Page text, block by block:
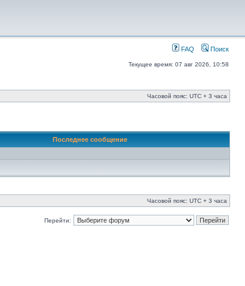
FAQ Поиск
Текущее время: 07 авг 2026, 10:58
Часовой пояс: UTC + 3 часа
Последнее сообщение
Часовой пояс: UTC + 3 часа
Перейти: